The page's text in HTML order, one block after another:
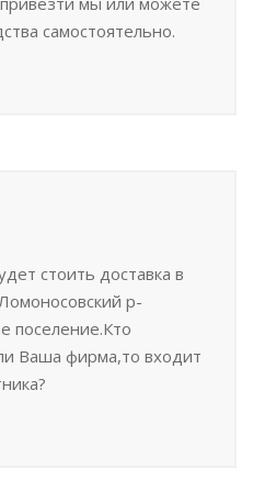
самостоятельно.
стоить доставка в
р-
поселение.Кто
Ваша фирма,то входит